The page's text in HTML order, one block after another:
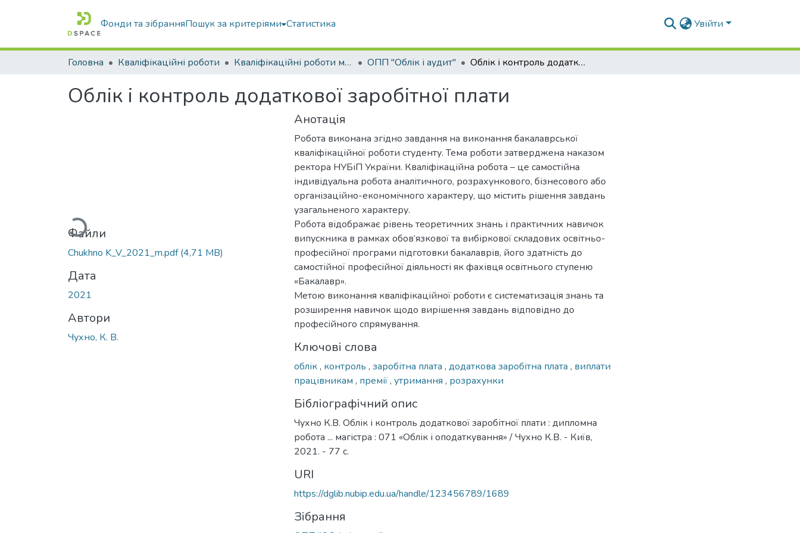
Фонди та зібранняПошук за критеріями Статистика Увійти
Головна Кваліфікаційні роботи Кваліфікаційні роботи магістрів ОПП "Облік і аудит" Облік і контроль додаткової заробітної плати
Облік і контроль додаткової заробітної плати
Вантажиться...
Файли
Chukhno K_V_2021_m.pdf(4,71 MB)
Дата
2021
Автори
Чухно, К. В.
Анотація
Робота виконана згідно завдання на виконання бакалаврської
кваліфікаційної роботи студенту. Тема роботи затверджена наказом
ректора НУБіП України. Кваліфікаційна робота – це самостійна
індивідуальна робота аналітичного, розрахункового, бізнесового або
організаційно-економічного характеру, що містить рішення завдань
узагальненого характеру.
Робота відображає рівень теоретичних знань і практичних навичок
випускника в рамках обов’язкової та вибіркової складових освітньо-
професійної програми підготовки бакалаврів, його здатність до
самостійної професійної діяльності як фахівця освітнього ступеню
«Бакалавр».
Метою виконання кваліфікаційної роботи є систематизація знань та
розширення навичок щодо вирішення завдань відповідно до
професійного спрямування.
Ключові слова
облік, контроль , заробітна плата , додаткова заробітна плата , виплати
працівникам , премії, утримання , розрахунки
Бібліографічний опис
Чухно К.В. Облік і контроль додаткової заробітної плати : дипломна
робота ... магістра : 071 «Облік і оподаткування» / Чухно К.В. - Київ,
2021. - 77 с.
URI
https://dglib.nubip.edu.ua/handle/123456789/1689
Зібрання